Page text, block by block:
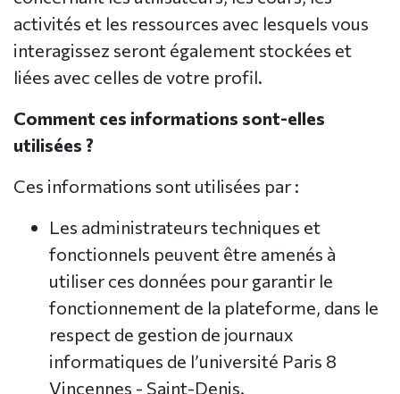
activités et les ressources avec lesquels vous
interagissez seront également stockées et
liées avec celles de votre profil.
Comment ces informations sont-elles
utilisées ?
Ces informations sont utilisées par :
Les administrateurs techniques et
fonctionnels peuvent être amenés à
utiliser ces données pour garantir le
fonctionnement de la plateforme, dans le
respect de gestion de journaux
informatiques de l’université Paris 8
Vincennes - Saint-Denis.